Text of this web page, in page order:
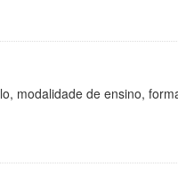
modalidade de ensino,